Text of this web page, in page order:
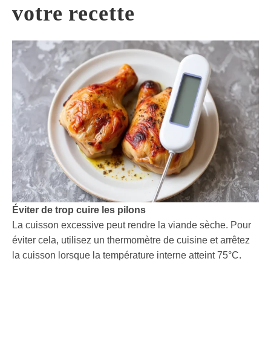
votre recette
Éviter de trop cuire les pilons
La cuisson excessive peut rendre la viande sèche. Pour
éviter cela, utilisez un thermomètre de cuisine et arrêtez
la cuisson lorsque la température interne atteint 75°C.